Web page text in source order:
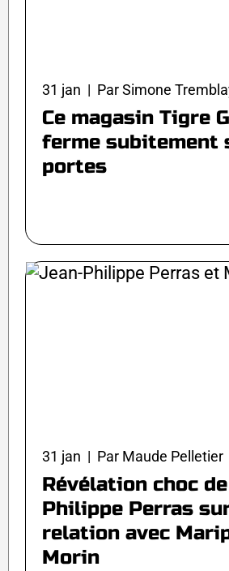
31 jan | Par Simone
Ce magasin Tigre
ferme subitement
portes
31 jan | Par Maude Pelletier
Révélation choc
Philippe Perras
relation avec
Morin